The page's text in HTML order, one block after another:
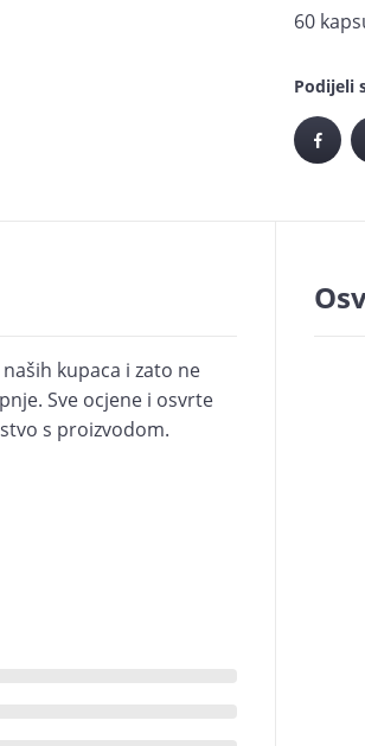
60
Podijeli
kupaca i zato ne
Sve ocjene i osvrte
s proizvodom.